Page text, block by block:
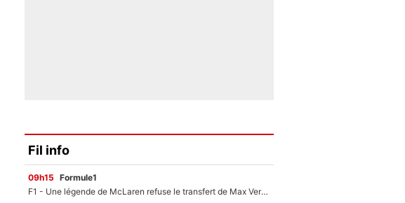
Fil info
09h15 Formule1
F1 - Une légende de McLaren refuse le transfert de Max Verstappen qui pourrait «faire des vagues» et plomber l'ambiance dans l'équipe